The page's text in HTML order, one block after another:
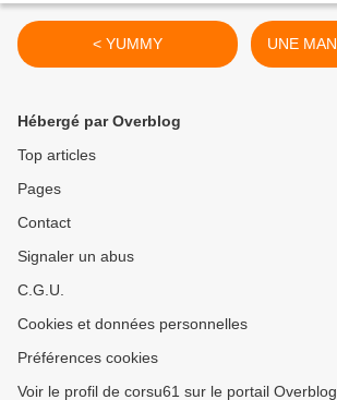
< YUMMY
Hébergé par Overblog
Top articles
Pages
Contact
Signaler un abus
C.G.U.
Cookies et données personnelles
Préférences cookies
Voir le profil de corsu61 sur le portail Overblog